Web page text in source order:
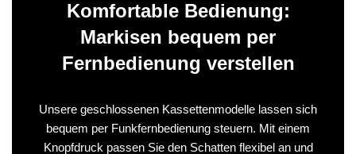
Komfortable Bedienung:
Markisen bequem per
Fernbedienung verstellen
Unsere geschlossenen Kassettenmodelle lassen sich
bequem per Funkfernbedienung steuern. Mit einem
Knopfdruck passen Sie den Schatten flexibel an und